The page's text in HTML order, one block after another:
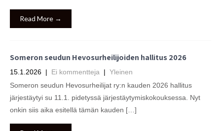
Read More →
Someron seudun Hevosurheilijoiden hallitus 2026
15.1.2026 | Ei kommentteja | Yleinen
Someron seudun Hevosurheilijat ry:n kauden 2026 hallitus
järjestäytyi su 11.1. pidetyssä järjestäytymiskokouksessa. Nyt
onkin siis aika esitellä tämän kauden […]